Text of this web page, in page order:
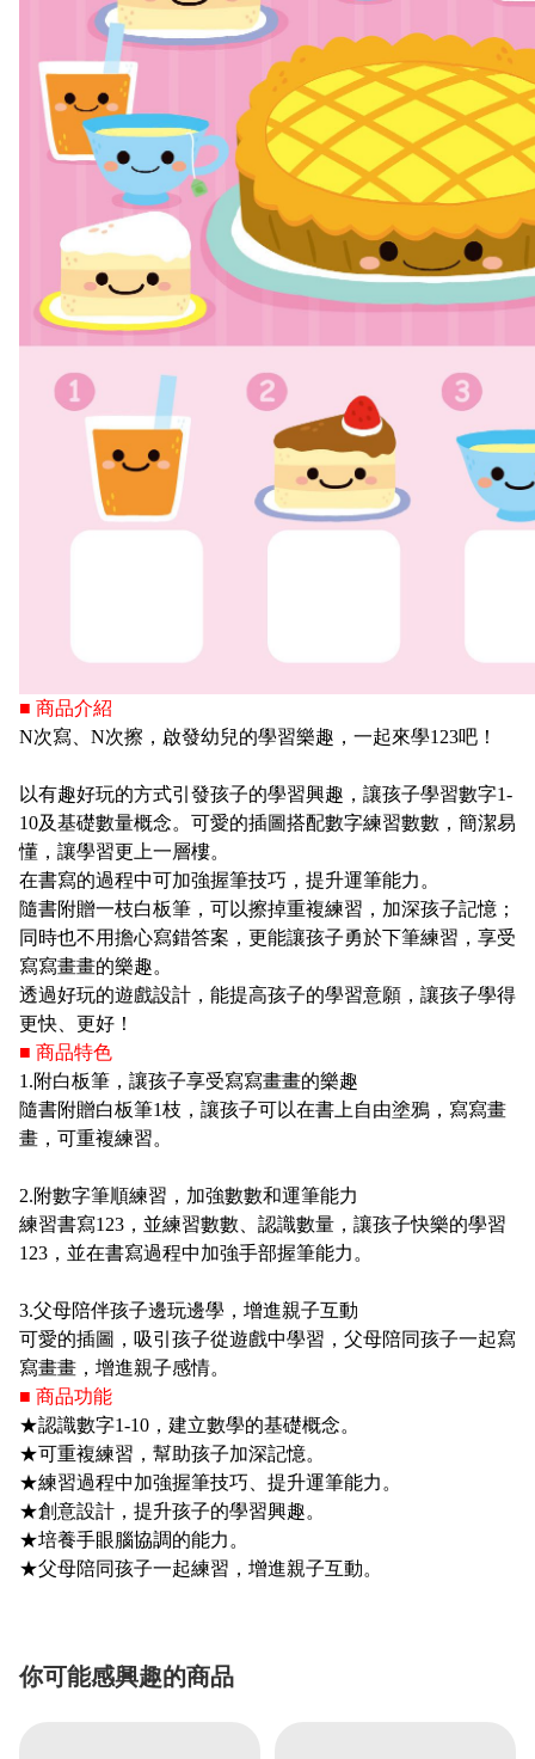
■ 商品介紹
N次寫、N次擦，啟發幼兒的學習樂趣，一起來學123吧！
以有趣好玩的方式引發孩子的學習興趣，讓孩子學習數字1-
10及基礎數量概念。可愛的插圖搭配數字練習數數，簡潔易
懂，讓學習更上一層樓。
在書寫的過程中可加強握筆技巧，提升運筆能力。
隨書附贈一枝白板筆，可以擦掉重複練習，加深孩子記憶；
同時也不用擔心寫錯答案，更能讓孩子勇於下筆練習，享受
寫寫畫畫的樂趣。
透過好玩的遊戲設計，能提高孩子的學習意願，讓孩子學得
更快、更好！
■ 商品特色
1.附白板筆，讓孩子享受寫寫畫畫的樂趣
隨書附贈白板筆1枝，讓孩子可以在書上自由塗鴉，寫寫畫
畫，可重複練習。
2.附數字筆順練習，加強數數和運筆能力
練習書寫123，並練習數數、認識數量，讓孩子快樂的學習
123，並在書寫過程中加強手部握筆能力。
3.父母陪伴孩子邊玩邊學，增進親子互動
可愛的插圖，吸引孩子從遊戲中學習，父母陪同孩子一起寫
寫畫畫，增進親子感情。
■ 商品功能
★認識數字1-10，建立數學的基礎概念。
★可重複練習，幫助孩子加深記憶。
★練習過程中加強握筆技巧、提升運筆能力。
★創意設計，提升孩子的學習興趣。
★培養手眼腦協調的能力。
★父母陪同孩子一起練習，增進親子互動。
你可能感興趣的商品